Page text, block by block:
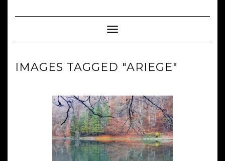
Toggle Navigation
IMAGES TAGGED "ARIEGE"